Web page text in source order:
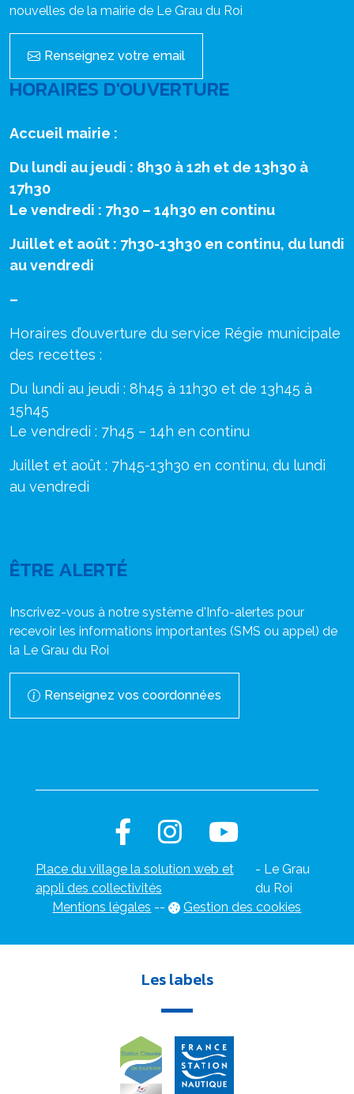
nouvelles de la mairie de Le Grau du Roi
Renseignez votre email
HORAIRES D'OUVERTURE
Accueil mairie :
Du lundi au jeudi : 8h30 à 12h et de 13h30 à
17h30
Le vendredi : 7h30 – 14h30 en continu
Juillet et août : 7h30-13h30 en continu, du lundi
au vendredi
–
Horaires d’ouverture du service Régie municipale
des recettes :
Du lundi au jeudi : 8h45 à 11h30 et de 13h45 à
15h45
Le vendredi : 7h45 – 14h en continu
Juillet et août : 7h45-13h30 en continu, du lundi
au vendredi
ÊTRE ALERTÉ
Inscrivez-vous à notre système d'Info-alertes pour
recevoir les informations importantes (SMS ou appel) de
la Le Grau du Roi
Renseignez vos coordonnées
Place du village la solution web et
appli des collectivités
- Le Grau
du Roi
Mentions légales -- Gestion des cookies
Les labels